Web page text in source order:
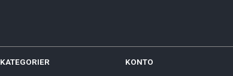
KATEGORIER KONTO